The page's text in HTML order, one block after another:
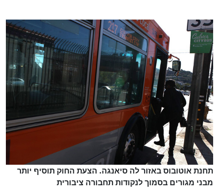
מבני מגורים בסמוך לנקודות תחבורה ציבורית